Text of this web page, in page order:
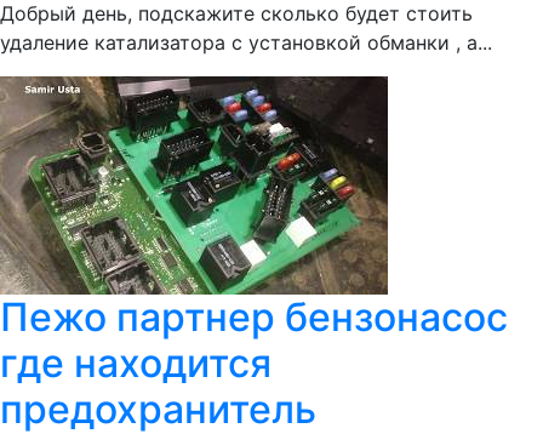
Добрый день, подскажите сколько будет стоить
удаление катализатора с установкой обманки , а...
Пежо партнер бензонасос
где находится
предохранитель